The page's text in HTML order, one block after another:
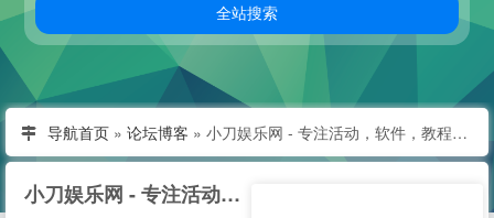
导航首页 » 论坛博客 » 小刀娱乐网 - 专注活动，软件，教程分享！总之就是网络那些事。
小刀娱乐网 - 专注活动，软件，教程分享！总之就是网络那些事。